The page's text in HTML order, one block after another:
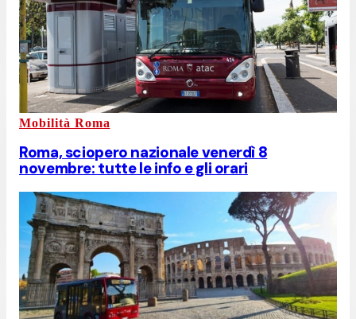
Mobilità Roma
Roma, sciopero nazionale venerdì 8
novembre: tutte le info e gli orari